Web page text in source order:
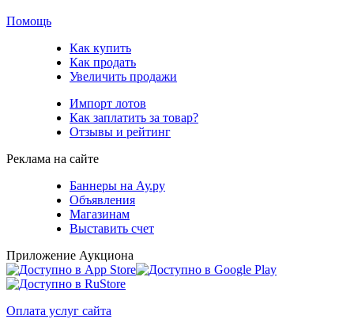
Помощь
Как купить
Как продать
Увеличить продажи
Импорт лотов
Как заплатить за товар?
Отзывы и рейтинг
Реклама на сайте
Баннеры на Ау.ру
Объявления
Магазинам
Выставить счет
Приложение Аукциона
Оплата услуг сайта